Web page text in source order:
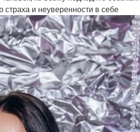
и неуверенности в себе